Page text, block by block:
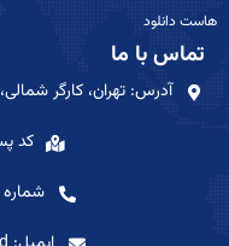
هاست دانلود
تماس با ما
آدرس: تهران، کارگر
کد پستی:
شماره